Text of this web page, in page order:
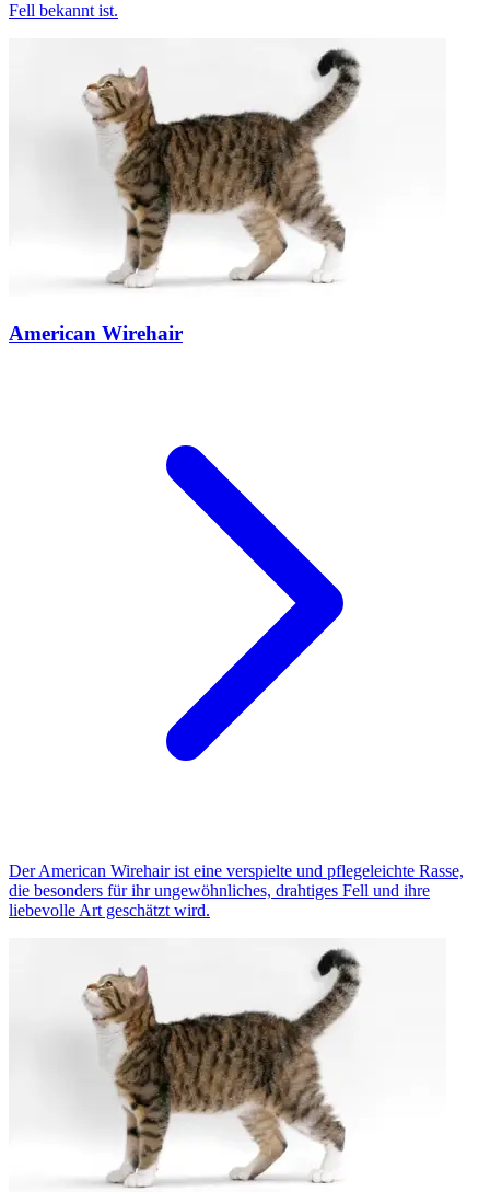
Fell bekannt ist.
American Wirehair
Der American Wirehair ist eine verspielte und pflegeleichte Rasse,
die besonders für ihr ungewöhnliches, drahtiges Fell und ihre
liebevolle Art geschätzt wird.